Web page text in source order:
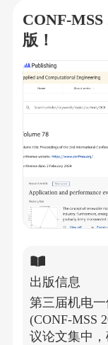
CONF-
版！
出版信息
第三届机电
(CONF-MSS
议论文集中，